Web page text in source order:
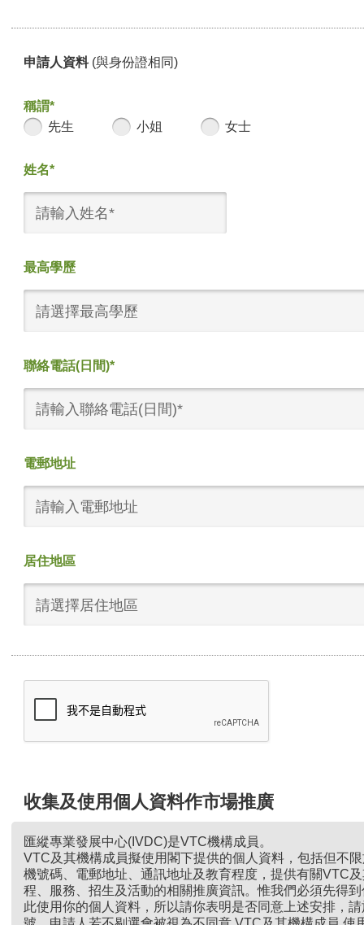
申請人資料 (與身份證相同)
稱謂*
先生
小姐 女士
姓名*
最高學歷
請選擇最高學歷
聯絡電話(日間)*
電郵地址
居住地區
請選擇居住地區
收集及使用個人資料作市場推廣
匯縱專業發展中心(IVDC)是VTC機構成員。
VTC及其機構成員擬使用閣下提供的個人資料，包括但不
機號碼、電郵地址、通訊地址及教育程度，提供有關VTC
程、服務、招生及活動的相關推廣資訊。惟我們必須先得
此使用你的個人資料，所以請你表明是否同意上述安排，